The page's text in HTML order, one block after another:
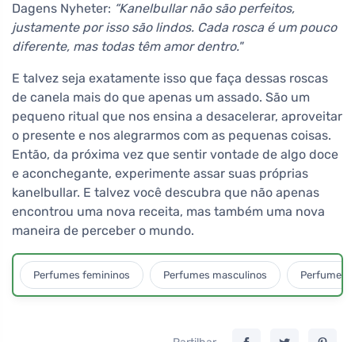
Dagens Nyheter: “Kanelbullar não são perfeitos,
justamente por isso são lindos. Cada rosca é um pouco
diferente, mas todas têm amor dentro."
E talvez seja exatamente isso que faça dessas roscas
de canela mais do que apenas um assado. São um
pequeno ritual que nos ensina a desacelerar, aproveitar
o presente e nos alegrarmos com as pequenas coisas.
Então, da próxima vez que sentir vontade de algo doce
e aconchegante, experimente assar suas próprias
kanelbullar. E talvez você descubra que não apenas
encontrou uma nova receita, mas também uma nova
maneira de perceber o mundo.
Perfumes femininos Perfumes masculinos Perfumes